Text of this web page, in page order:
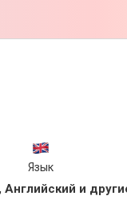
Язык
Английский и